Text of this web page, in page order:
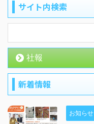
サイト内検索
社報
新着情報
お知らせ